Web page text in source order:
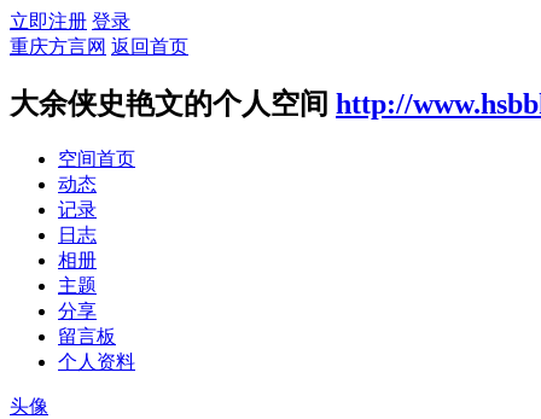
立即注册 登录
重庆方言网 返回首页
大余侠史艳文的个人空间 http://
空间首页
动态
记录
日志
相册
主题
分享
留言板
个人资料
头像